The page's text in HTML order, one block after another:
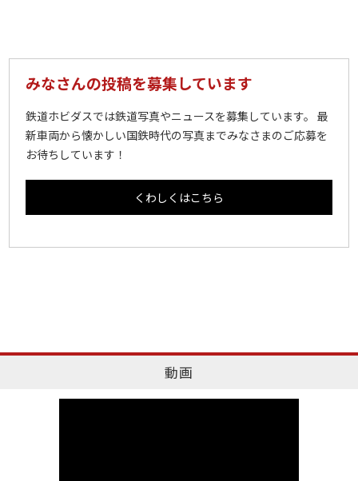
みなさんの投稿を募集しています
鉄道ホビダスでは鉄道写真やニュースを募集しています。 最
新車両から懐かしい国鉄時代の写真までみなさまのご応募を
お待ちしています！
くわしくはこちら
動画